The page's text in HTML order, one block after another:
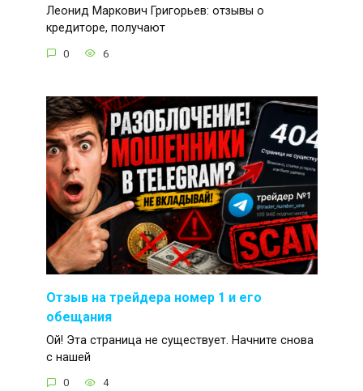
Леонид Маркович Григорьев: отзывы о
кредиторе, получают
0 6
Отзыв на трейдера номер 1 и его
обещания
Ой! Эта страница не существует. Начните снова
с нашей
0 4